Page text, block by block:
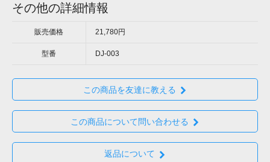
その他の詳細情報
販売価格 21,780円
型番 DJ-003
この商品を友達に教える
この商品について問い合わせる
返品について